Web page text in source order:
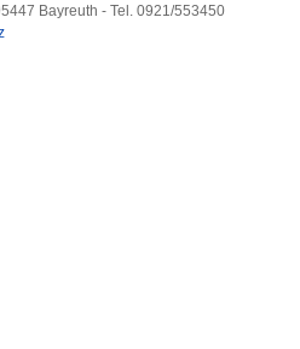
Bayreuth - Tel. 0921/553450